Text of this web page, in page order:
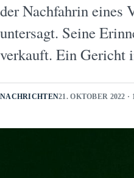
der Nachfahrin eines
untersagt. Seine
verkauft. Ein Gericht
NACHRICHTEN21. OKTOBER 2022 ·